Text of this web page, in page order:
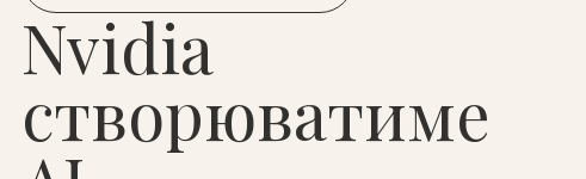
Nvidia
створюватиме